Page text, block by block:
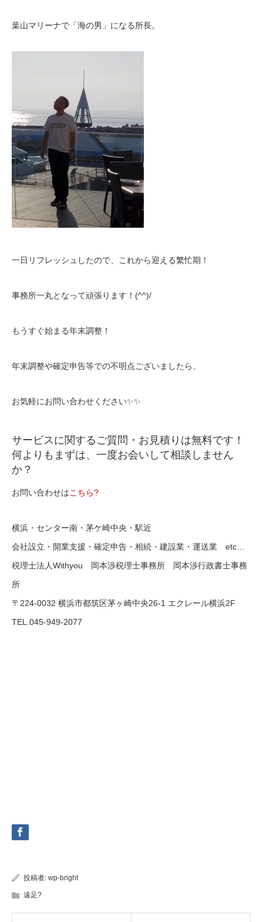
葉山マリーナで「海の男」になる所長。
一日リフレッシュしたので、これから迎える繁忙期！
事務所一丸となって頑張ります！(^^)/
もうすぐ始まる年末調整！
年末調整や確定申告等での不明点ございましたら、
お気軽にお問い合わせください✨✨
サービスに関するご質問・お見積りは無料です！
何よりもまずは、一度お会いして相談しません
か？
お問い合わせはこちら?
横浜・センター南・茅ケ崎中央・駅近
会社設立・開業支援・確定申告・相続・建設業・運送業 etc…
税理士法人Withyou 岡本渉税理士事務所 岡本渉行政書士事務
所
〒224-0032 横浜市都筑区茅ヶ崎中央26-1 エクレール横浜2F
TEL.045-949-2077
投稿者: wp-bright
遠足?